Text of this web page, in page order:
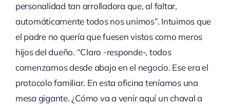
personalidad tan arrolladora que, al faltar,
automáticamente todos nos unimos”. Intuimos que
el padre no quería que fuesen vistos como meros
hijos del dueño. “Claro -responde-, todos
comenzamos desde abajo en el negocio. Ese era el
protocolo familiar. En esta oficina teníamos una
mesa gigante. ¿Cómo va a venir aquí un chaval a